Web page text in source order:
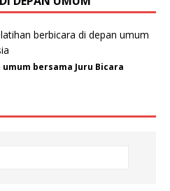
bersama Juru Bicara